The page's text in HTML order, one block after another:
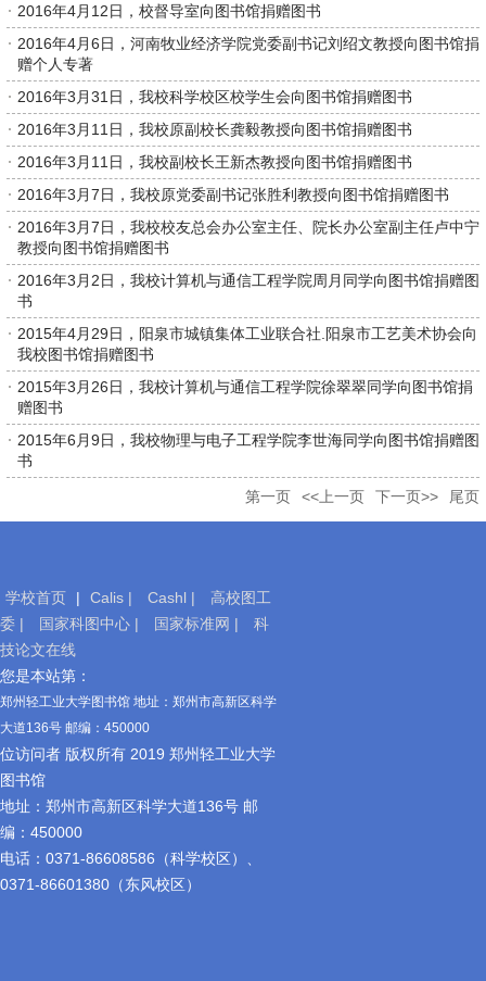
2016年4月12日，校督导室向图书馆捐赠图书
2016年4月6日，河南牧业经济学院党委副书记刘绍文教授向图书馆捐
赠个人专著
2016年3月31日，我校科学校区校学生会向图书馆捐赠图书
2016年3月11日，我校原副校长龚毅教授向图书馆捐赠图书
2016年3月11日，我校副校长王新杰教授向图书馆捐赠图书
2016年3月7日，我校原党委副书记张胜利教授向图书馆捐赠图书
2016年3月7日，我校校友总会办公室主任、院长办公室副主任卢中宁
教授向图书馆捐赠图书
2016年3月2日，我校计算机与通信工程学院周月同学向图书馆捐赠图
书
2015年4月29日，阳泉市城镇集体工业联合社.阳泉市工艺美术协会向
我校图书馆捐赠图书
2015年3月26日，我校计算机与通信工程学院徐翠翠同学向图书馆捐
赠图书
2015年6月9日，我校物理与电子工程学院李世海同学向图书馆捐赠图
书
第一页 <<上一页 下一页>> 尾页
学校首页 | Calis | Cashl |
高校图工
委 |
国家科图中心 | 国家标准网 |
科
技论文在线
您是本站第：
郑州轻工业大学图书馆 地址：郑州市高新区科学
大道136号 邮编：450000
位访问者 版权所有 2019 郑州轻工业大学
图书馆
地址：郑州市高新区科学大道136号 邮
编：450000
电话：0371-86608586（科学校区）、
0371-86601380（东风校区）